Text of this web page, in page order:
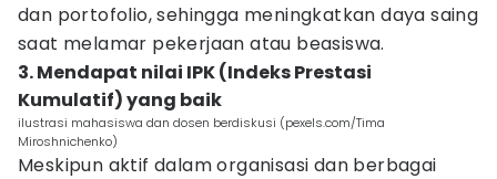
dan portofolio, sehingga meningkatkan daya saing
saat melamar pekerjaan atau beasiswa.
3. Mendapat nilai IPK (Indeks Prestasi
Kumulatif) yang baik
ilustrasi mahasiswa dan dosen berdiskusi (pexels.com/Tima
Miroshnichenko)
Meskipun aktif dalam organisasi dan berbagai